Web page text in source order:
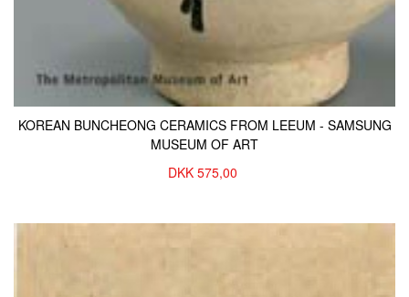
KOREAN BUNCHEONG CERAMICS FROM LEEUM - SAMSUNG
MUSEUM OF ART
DKK 575,00